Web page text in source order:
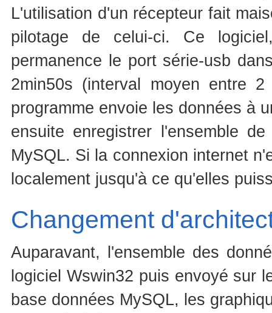
L'utilisation d'un récepteur fait
pilotage de celui-ci. Ce
permanence le port série-usb
2min50s (interval moyen entre
programme envoie les données à
ensuite enregistrer l'ensemble
MySQL. Si la connexion internet
localement jusqu'à ce qu'elles
Changement
Auparavant, l'ensemble des
logiciel Wswin32 puis envoyé sur
base données MySQL, les